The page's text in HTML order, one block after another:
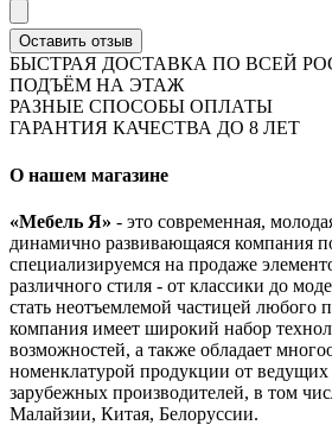
Оставить отзыв
БЫСТРАЯ ДОСТАВКА ПО ВСЕЙ
ПОДЪЁМ НА ЭТАЖ
РАЗНЫЕ СПОСОБЫ ОПЛАТЫ
ГАРАНТИЯ КАЧЕСТВА ДО 8 ЛЕТ
О нашем магазине
«Мебель Я» - это современная,
динамично развивающаяся компания
специализируемся на продаже
различного стиля - от классики до
стать неотъемлемой частицей
компания имеет широкий набор
возможностей, а также обладает
номенклатурой продукции от ведущих
зарубежных производителей, в том
Малайзии, Китая, Белоруссии.